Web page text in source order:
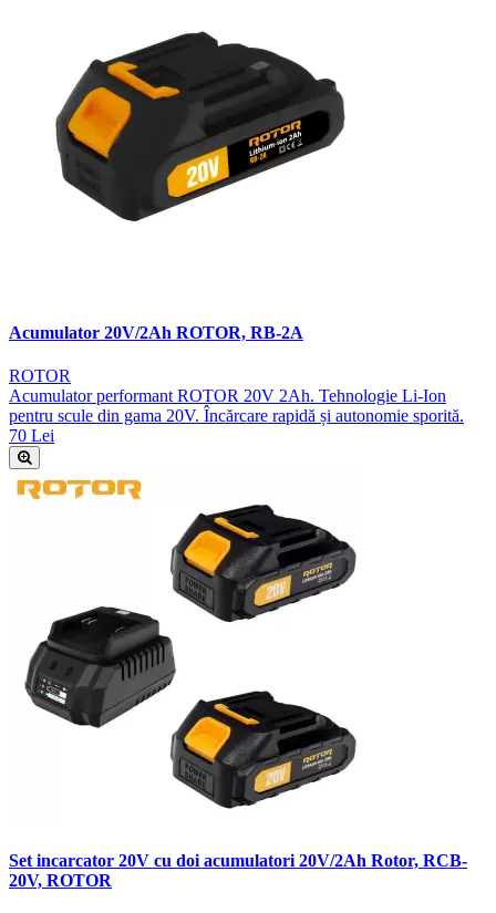
Acumulator 20V/2Ah ROTOR, RB-2A
ROTOR
Acumulator performant ROTOR 20V 2Ah. Tehnologie Li-Ion
pentru scule din gama 20V. Încărcare rapidă și autonomie sporită.
70 Lei
Set incarcator 20V cu doi acumulatori 20V/2Ah Rotor, RCB-
20V, ROTOR